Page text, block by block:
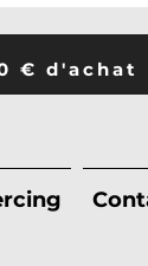
€ d'achat